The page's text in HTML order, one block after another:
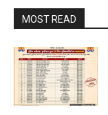
MOST READ